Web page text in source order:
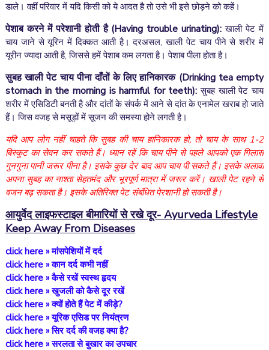
डाले। वहीं परिवार में यदि किसी को ये आदत है तो उसे भी इसे छोड़ने को कहें।
पेशाब करने में परेशानीहोती है (Having trouble urinating): खाली पेट में
चाय जाने से यूरिन में दिक्कत आती है। दरअसल, खाली पेट चाय पीने से शरीर में
यूरीन ज्यादा आती है, जिससे हमें पेशाब कम लगता है। पेशाब पीला होता है।
सुबह खाली पेट चाय पीना दाँतों के लिए हानिकारक (Drinking tea empty
stomach in the morning is harmful for teeth): सुबह खाली पेट चाय
शरीर में एसिडिटी बनती है और दांतों के संपर्क में आने से दांत के एनामेल खराब हो जाते
हैं। जिस वजह से मसूड़ों में सूजन की समस्या होने लगती है।
यदि आप लोग नहीं चाहते कि सुबह की चाय हानिकारक हो, तो चाय के साथ 1-2
बिस्कुट का सेवन कर सकते हैं। ध्यान रहें कि चाय पीने से पहले आपको एक गिलास
गुनगुना पानी जरूर पीना है। इसके कुछ देर बाद आप चाय पी सकते हैं। इसके अलावा
अपना सुबह का नाश्ता सेहतमंद और भूरपूर्ण मात्रा में जरूर करें। खाली पेट रहने से
वजन बढ़ सकता है। इसके अतिरिक्त पेट संबंधित पेरशानी हो सकती है।
आयुर्वेद लाइफस्टाइल बीमारियों से रखे दूर- Ayurveda Lifestyle
Keep Away From Diseases
click here » मांसपेशियों में दर्द
click here » कान दर्द कभी नहीं
click here » कैसे रखें स्वस्थ हृदय
click here » खुजली को कैसे दूर रखें
click here » क्यों होते हैं पेट में कीड़े?
click here »यूरिक एसिड पर नियंत्रण
click here » सिर दर्द की वजह क्या है?
click here » सरलता से बुखार का उपचार